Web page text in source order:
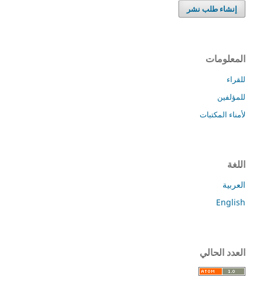
إنشاء طلب نشر
المعلومات
للقراء
للمؤلفين
لأمناء المكتبات
اللغة
العربية
English
العدد الحالي